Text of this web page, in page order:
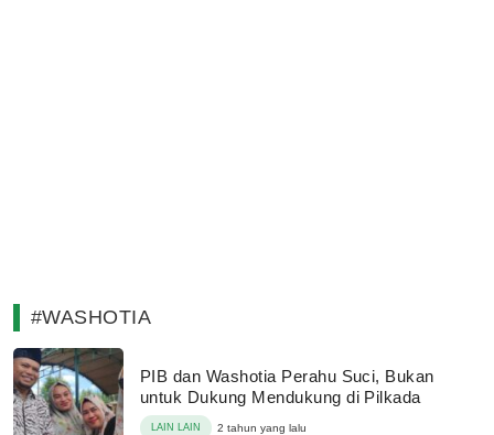
#WASHOTIA
PIB dan Washotia Perahu Suci, Bukan
untuk Dukung Mendukung di Pilkada
LAIN LAIN 2 tahun yang lalu